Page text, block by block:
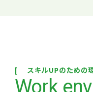
スキルUPのための
Work